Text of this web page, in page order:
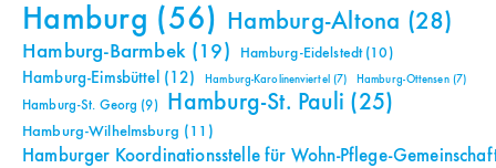
Hamburg (56) Hamburg-Altona (28)
Hamburg-Barmbek(19) Hamburg-Eidelstedt(10)
Hamburg-Eimsbüttel (12) Hamburg-Karolinenviertel (7) Hamburg-Ottensen(7)
Hamburg-St. Georg (9) Hamburg-St. Pauli (25)
Hamburg-Wilhelmsburg (11)
Hamburger Koordinationsstelle für Wohn-Pflege-